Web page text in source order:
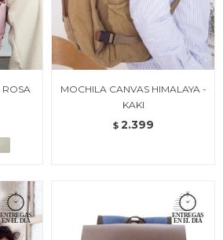
ROSA
MOCHILA CANVAS HIMALAYA -
KAKI
$ 2.399